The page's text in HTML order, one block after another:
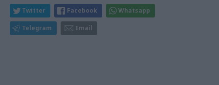
Twitter Facebook Whatsapp
Telegram Email